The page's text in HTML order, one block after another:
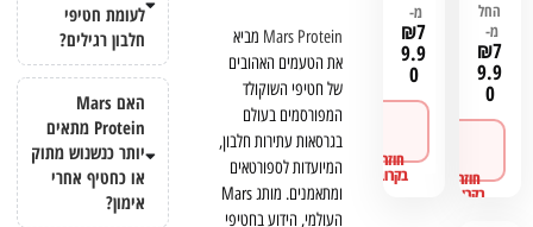
החל
מ-
₪7
9.9
0
מ-
₪7
9.9
0
Mars Protein מביא
את הטעמים האהובים
של חטיפי השוקולד
המפורסמים בעולם
בגרסאות עתירות חלבון,
המיועדות לספורטאים
ומתאמנים. מותג Mars
העולמי, הידוע בחטיפי
לעומת חטיפי
חלבון רגילים?
האם Mars
Protein מתאים
יותר כנשנוש מתוק
או כחטיף אחרי
אימון?